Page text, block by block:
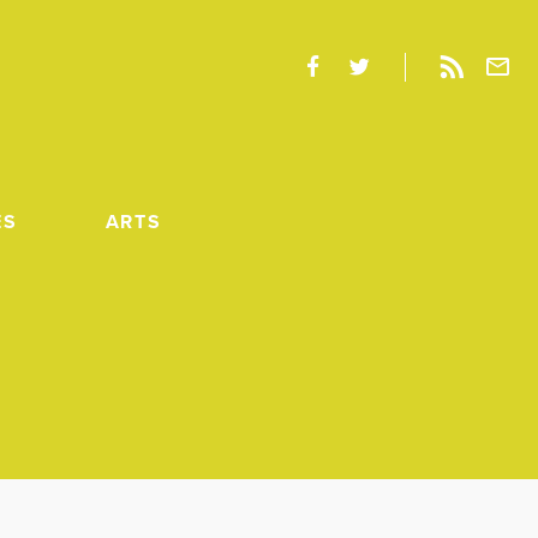
ARTS